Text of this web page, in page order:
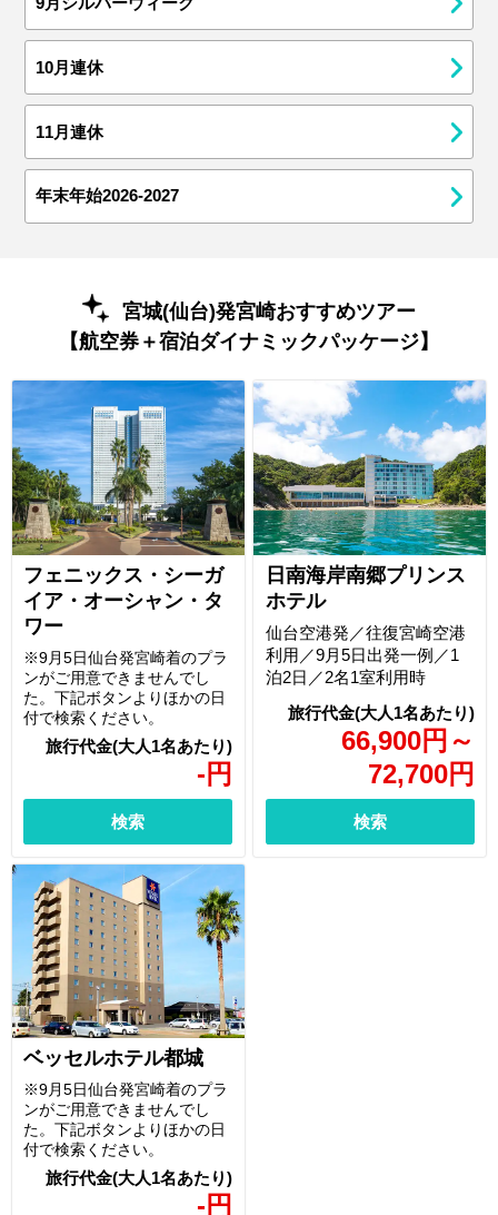
10月連休
11月連休
年末年始2026-2027
宮城(仙台)発宮崎おすすめツアー
【航空券＋宿泊ダイナミックパッケージ】
フェニックス・シーガ
イア・オーシャン・タ
ワー
- 円
※9月5日仙台発宮崎着のプラ
ンがご用意できませんでし
た。下記ボタンよりほかの日
付で検索ください。
検索
日南海岸南郷プリンス
ホテル
66,900円 ～
72,700円
仙台空港発／往復宮崎空港
利用／9月5日出発一例／1
泊2日／2名1室利用時
検索
ベッセルホテル都城
- 円
※9月5日仙台発宮崎着のプラ
ンがご用意できませんでし
た。下記ボタンよりほかの日
付で検索ください。